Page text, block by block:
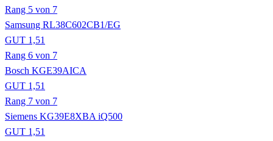
Rang 5 von 7
Samsung RL38C602CB1/EG
GUT 1,51
Rang 6 von 7
Bosch KGE39AICA
GUT 1,51
Rang 7 von 7
Siemens KG39E8XBA iQ500
GUT 1,51